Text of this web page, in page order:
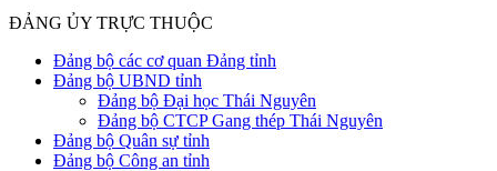
ĐẢNG ỦY TRỰC THUỘC
Đảng bộ các cơ quan Đảng tỉnh
Đảng bộ UBND tỉnh
Đảng bộ Đại học Thái Nguyên
Đảng bộ CTCP Gang thép Thái Nguyên
Đảng bộ Quân sự tỉnh
Đảng bộ Công an tỉnh